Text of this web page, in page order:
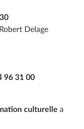
Delage
96 31 00
culturelle a